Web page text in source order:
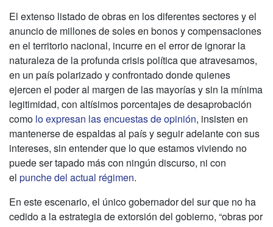
El extenso listado de obras en los diferentes sectores y el
anuncio de millones de soles en bonos y compensaciones
en el territorio nacional, incurre en el error de ignorar la
naturaleza de la profunda crisis política que atravesamos,
en un país polarizado y confrontado donde quienes
ejercen el poder al margen de las mayorías y sin la mínima
legitimidad, con altísimos porcentajes de desaprobación
como lo expresan las encuestas de opinión, insisten en
mantenerse de espaldas al país y seguir adelante con sus
intereses, sin entender que lo que estamos viviendo no
puede ser tapado más con ningún discurso, ni con
el punche del actual régimen.
En este escenario, el único gobernador del sur que no ha
cedido a la estrategia de extorsión del gobierno, “obras por